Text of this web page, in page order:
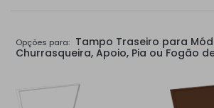
Opções para: Tampo Traseiro para
Churrasqueira, Apoio, Pia ou Fogão